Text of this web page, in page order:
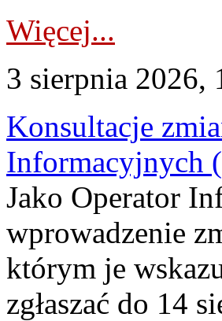
Więcej...
3 sierpnia 2026,
Konsultacje
Informacyjnych
Jako Operator
wprowadzenie
którym je
zgłaszać do 14